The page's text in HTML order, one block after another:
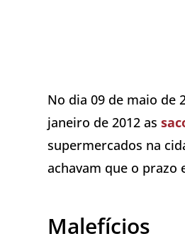
No dia 09 de maio de
janeiro de 2012 as
supermercados na
achavam que o prazo
Malefícios